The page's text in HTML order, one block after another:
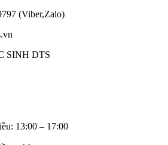
(Viber,Zalo)
SINH DTS
13:00 – 17:00